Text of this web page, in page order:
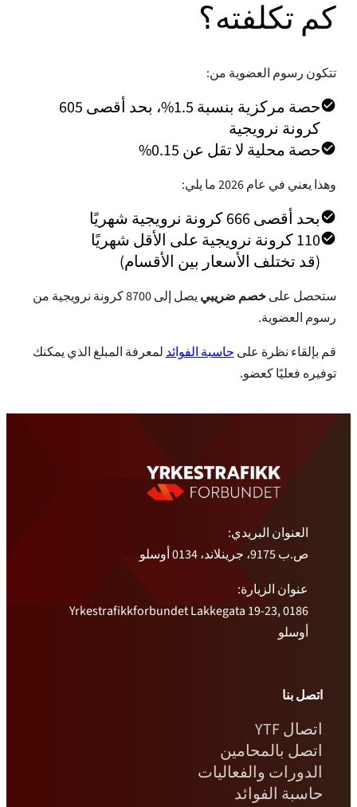
كم تكلفته؟
تتكون رسوم العضوية من:
حصة مركزية بنسبة 1.5%، بحد أقصى 605
كرونة نرويجية
حصة محلية لا تقل عن 0.15%
وهذا يعني في عام 2026 ما يلي:
بحد أقصى 666 كرونة نرويجية شهريًا
110 كرونة نرويجية على الأقل شهريًا
(قد تختلف الأسعار بين الأقسام)
ستحصل علىخصم ضريبي
يصل إلى 8700 كرونة نرويجية من
رسوم العضوية.
قم بإلقاء نظرة على حاسبة الفوائد لمعرفة المبلغ الذي يمكنك
توفيره فعليًا كعضو.
العنوان البريدي:
ص.ب 9175، جرينلاند، 0134 أوسلو
عنوان الزيارة:
Yrkestrafikkforbundet Lakkegata 19-23, 0186
أوسلو
اتصل بنا
اتصال YTF
اتصل بالمحامين
الدورات والفعاليات
حاسبة الفوائد